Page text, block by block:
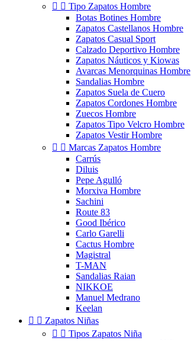
  Tipo Zapatos Hombre
Botas Botines Hombre
Zapatos Castellanos Hombre
Zapatos Casual Sport
Calzado Deportivo Hombre
Zapatos Náuticos y Kiowas
Avarcas Menorquinas Hombre
Sandalias Hombre
Zapatos Suela de Cuero
Zapatos Cordones Hombre
Zuecos Hombre
Zapatos Tipo Velcro Hombre
Zapatos Vestir Hombre
  Marcas Zapatos Hombre
Carrús
Diluis
Pepe Agulló
Morxiva Hombre
Sachini
Route 83
Good Ibérico
Carlo Garelli
Cactus Hombre
Magistral
T-MAN
Sandalias Raian
NIKKOE
Manuel Medrano
Keelan
  Zapatos Niñas
  Tipos Zapatos Niña